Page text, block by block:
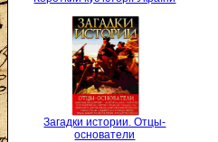
Загадки истории. Отцы-
основатели